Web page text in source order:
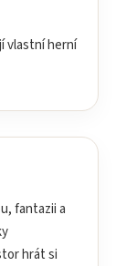
vlastní herní
fantazii a
hrát si